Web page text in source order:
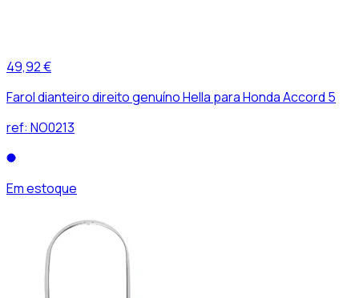
49,92 €
Farol dianteiro direito genuíno Hella para Honda Accord 5
ref: NO0213
Em estoque